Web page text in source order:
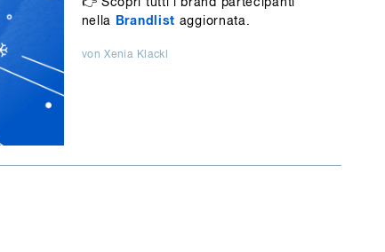
👉 Scopri tutti i brand partecipanti
nella
Brandlist aggiornata.
von Xenia Klackl